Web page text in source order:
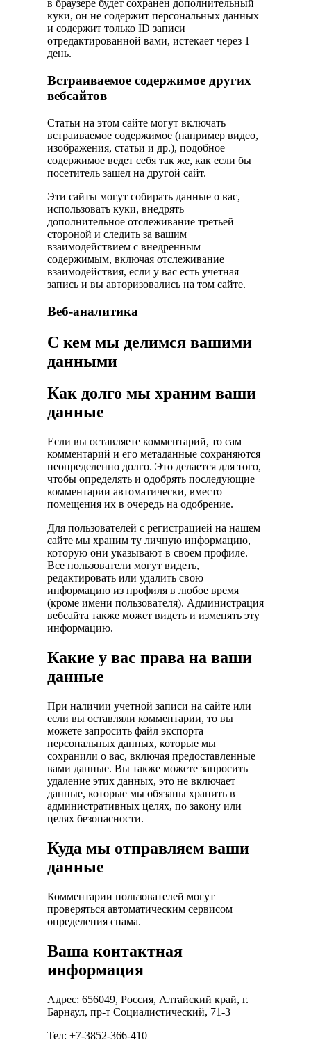
в браузере будет сохранен дополнительный
куки, он не содержит персональных данных
и содержит только ID записи
отредактированной вами, истекает через 1
день.
Встраиваемое содержимое других
вебсайтов
Статьи на этом сайте могут включать
встраиваемое содержимое (например видео,
изображения, статьи и др.), подобное
содержимое ведет себя так же, как если бы
посетитель зашел на другой сайт.
Эти сайты могут собирать данные о вас,
использовать куки, внедрять
дополнительное отслеживание третьей
стороной и следить за вашим
взаимодействием с внедренным
содержимым, включая отслеживание
взаимодействия, если у вас есть учетная
запись и вы авторизовались на том сайте.
Веб-аналитика
С кем мы делимся вашими
данными
Как долго мы храним ваши
данные
Если вы оставляете комментарий, то сам
комментарий и его метаданные сохраняются
неопределенно долго. Это делается для того,
чтобы определять и одобрять последующие
комментарии автоматически, вместо
помещения их в очередь на одобрение.
Для пользователей с регистрацией на нашем
сайте мы храним ту личную информацию,
которую они указывают в своем профиле.
Все пользователи могут видеть,
редактировать или удалить свою
информацию из профиля в любое время
(кроме имени пользователя). Администрация
вебсайта также может видеть и изменять эту
информацию.
Какие у вас права на ваши
данные
При наличии учетной записи на сайте или
если вы оставляли комментарии, то вы
можете запросить файл экспорта
персональных данных, которые мы
сохранили о вас, включая предоставленные
вами данные. Вы также можете запросить
удаление этих данных, это не включает
данные, которые мы обязаны хранить в
административных целях, по закону или
целях безопасности.
Куда мы отправляем ваши
данные
Комментарии пользователей могут
проверяться автоматическим сервисом
определения спама.
Ваша контактная
информация
Адрес: 656049, Россия, Алтайский край, г.
Барнаул, пр-т Социалистический, 71-3
Тел: +7-3852-366-410